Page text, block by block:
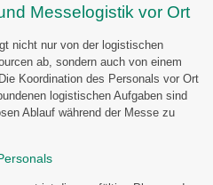
Messelogistik vor Ort
nicht nur von der logistischen
ab, sondern auch von einem
Koordination des Personals vor Ort
logistischen Aufgaben sind
Ablauf während der Messe zu